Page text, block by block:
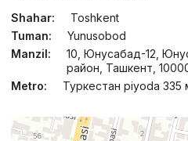
Shahar:
Toshkent
Tuman:
Yunusobod
Manzil:
10, Юнусабад-12,
район, Ташкент,
Metro:
Туркестан piyoda 335